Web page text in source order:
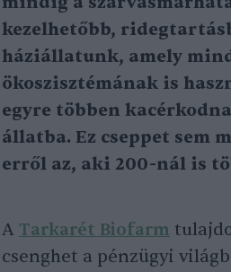
kezelhetőbb,
háziállatunk, amely
ökoszisztémának is
egyre többen
állatba. Ez cseppet sem
erről az, aki 200-nál is
A Tarkarét Biofarm
csenghet a pénzügyi